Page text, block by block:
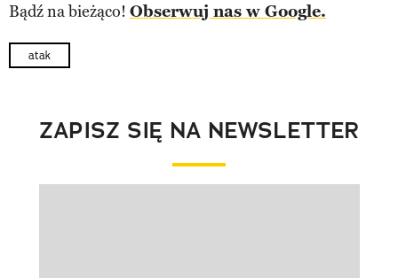
Bądź na bieżąco! Obserwuj nas w Google.
atak
ZAPISZ SIĘ NA NEWSLETTER